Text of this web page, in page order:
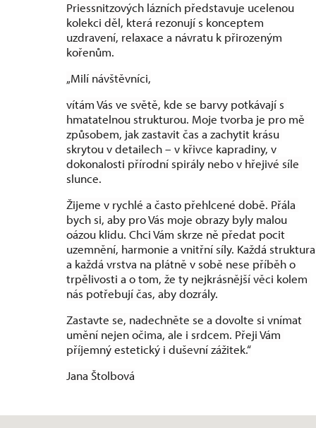
Priessnitzových lázních představuje ucelenou
kolekci děl, která rezonují s konceptem
uzdravení, relaxace a návratu k přirozeným
kořenům.
„Milí návštěvníci,
vítám Vás ve světě, kde se barvy potkávají s
hmatatelnou strukturou. Moje tvorba je pro mě
způsobem, jak zastavit čas a zachytit krásu
skrytou v detailech – v křivce kapradiny, v
dokonalosti přírodní spirály nebo v hřejivé síle
slunce.
Žijeme v rychlé a často přehlcené době. Přála
bych si, aby pro Vás moje obrazy byly malou
oázou klidu. Chci Vám skrze ně předat pocit
uzemnění, harmonie a vnitřní síly. Každá struktura
a každá vrstva na plátně v sobě nese příběh o
trpělivosti a o tom, že ty nejkrásnější věci kolem
nás potřebují čas, aby dozrály.
Zastavte se, nadechněte se a dovolte si vnímat
umění nejen očima, ale i srdcem. Přeji Vám
příjemný estetický i duševní zážitek.“
Jana Štolbová